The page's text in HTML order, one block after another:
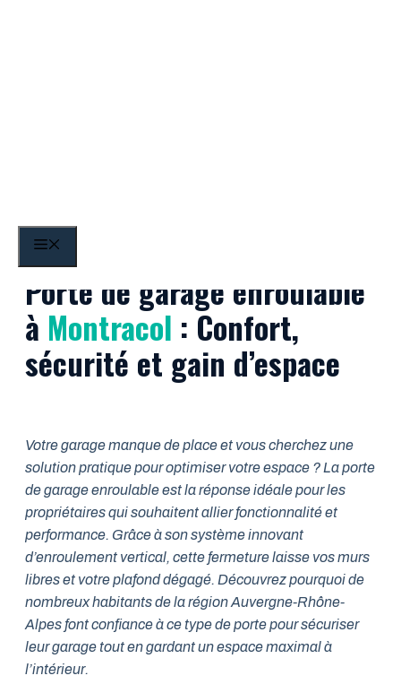
Porte de garage enroulable
à Montracol : Confort,
sécurité et gain d’espace
Votre garage manque de place et vous cherchez une
solution pratique pour optimiser votre espace ? La porte
de garage enroulable est la réponse idéale pour les
propriétaires qui souhaitent allier fonctionnalité et
performance. Grâce à son système innovant
d’enroulement vertical, cette fermeture laisse vos murs
libres et votre plafond dégagé. Découvrez pourquoi de
nombreux habitants de la région Auvergne-Rhône-
Alpes font confiance à ce type de porte pour sécuriser
leur garage tout en gardant un espace maximal à
l’intérieur.